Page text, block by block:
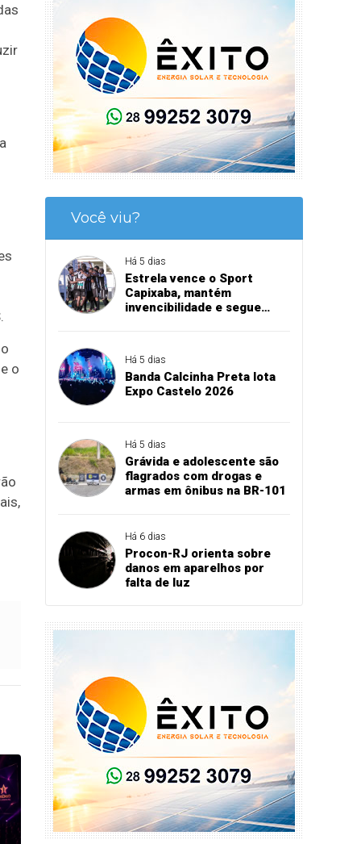
o
Você viu?
Há 5 dias
Estrela vence o Sport
Capixaba, mantém
invencibilidade e segue
Há 5 dias
Banda Calcinha Preta lota
Expo Castelo 2026
Há 5 dias
Grávida e adolescente são
flagrados com drogas e
armas em ônibus na BR-101
Há 6 dias
Procon-RJ orienta sobre
danos em aparelhos por
falta de luz